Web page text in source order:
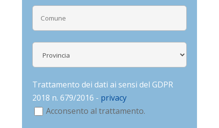
Trattamento dei dati ai sensi del GDPR
2018 n. 679/2016 - privacy
Acconsento al trattamento.